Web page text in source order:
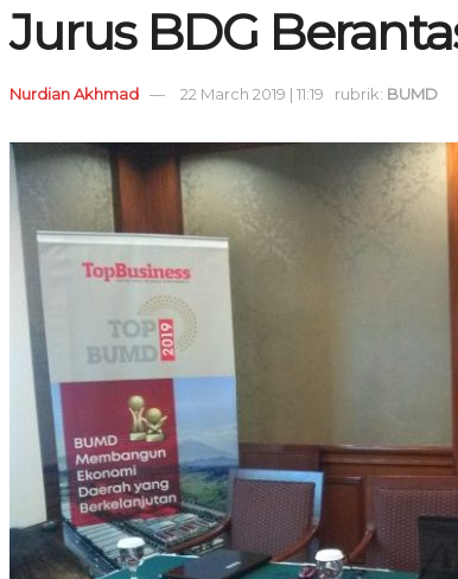
Jurus BDG
Nurdian Akhmad 22 March 2019 | 11:19 rubrik: BUMD